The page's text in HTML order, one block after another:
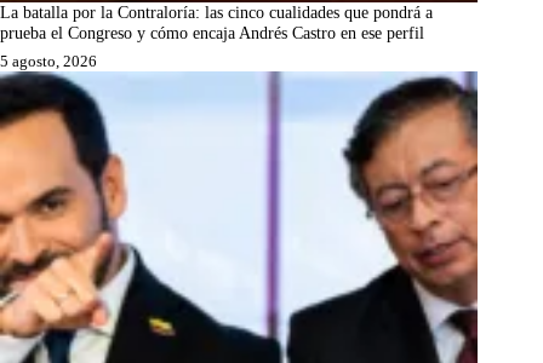
La batalla por la Contraloría: las cinco cualidades que pondrá a
prueba el Congreso y cómo encaja Andrés Castro en ese perfil
5 agosto, 2026